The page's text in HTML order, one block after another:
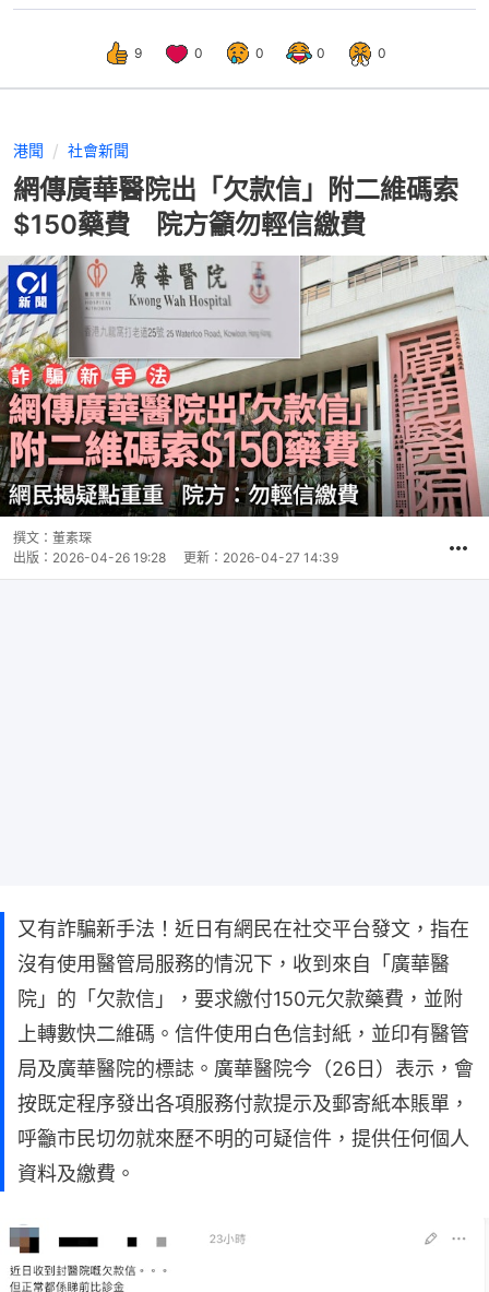
9 0 0 0 0
港聞 社會新聞
網傳廣華醫院出「欠款信」附二維碼索
$150藥費 院方籲勿輕信繳費
撰文： 董素琛
出版： 2026-04-26 19:28 更新： 2026-04-27 14:39
又有詐騙新手法！近日有網民在社交平台發文，指在
沒有使用醫管局服務的情況下，收到來自「廣華醫
院」的「欠款信」，要求繳付150元欠款藥費，並附
上轉數快二維碼。信件使用白色信封紙，並印有醫管
局及廣華醫院的標誌。廣華醫院今（26日）表示，會
按既定程序發出各項服務付款提示及郵寄紙本賬單，
呼籲市民切勿就來歷不明的可疑信件，提供任何個人
資料及繳費。